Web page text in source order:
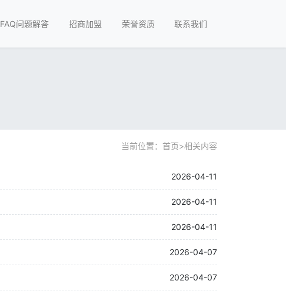
FAQ问题解答 招商加盟 荣誉资质 联系我们
当前位置： 首页>相关内容
2026-04-11
2026-04-11
2026-04-11
2026-04-07
2026-04-07